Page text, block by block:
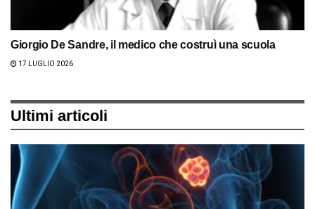
Giorgio De Sandre, il medico che costruì una scuola
17 LUGLIO 2026
Ultimi articoli